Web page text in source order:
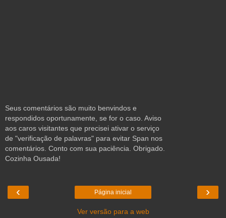
Seus comentários são muito benvindos e
respondidos oportunamente, se for o caso. Aviso
aos caros visitantes que precisei ativar o serviço
de "verificação de palavras" para evitar Span nos
comentários. Conto com sua paciência. Obrigado.
Cozinha Ousada!
‹ ›
Página inicial
Ver versão para a web